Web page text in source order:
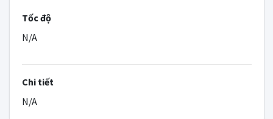
Tốc độ
N/A
Chi tiết
N/A